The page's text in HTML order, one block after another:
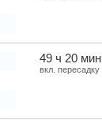
49 ч 20 мин
вкл. пересадку